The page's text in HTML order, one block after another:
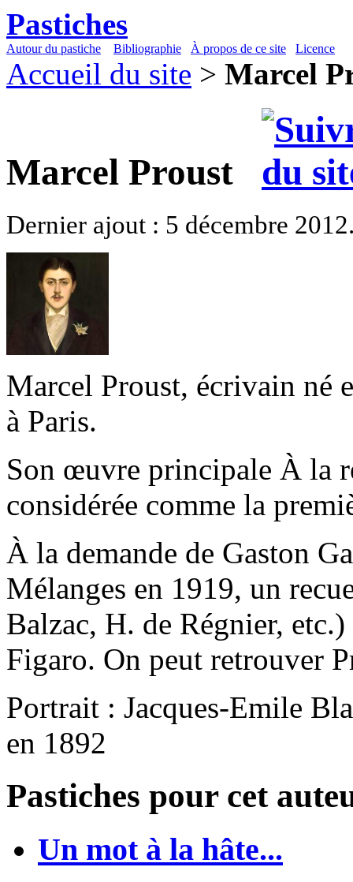
Pastiches
Autour du pastiche Bibliographie À propos de ce site Licence
Accueil du site > Marcel
Marcel Proust
Dernier ajout : 5 décembre
Marcel Proust, écrivain né
à Paris.
Son œuvre principale À la
considérée comme la
À la demande de Gaston
Mélanges en 1919, un
Balzac, H. de Régnier,
Figaro. On peut retrouver
Portrait : Jacques-Emile
en 1892
Pastiches pour cet
Un mot à la hâte...